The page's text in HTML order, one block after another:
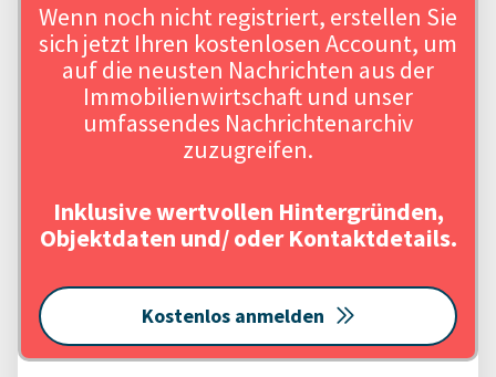
Wenn noch nicht registriert, erstellen Sie
sich jetzt Ihren kostenlosen Account, um
auf die neusten Nachrichten aus der
Immobilienwirtschaft und unser
umfassendes Nachrichtenarchiv
zuzugreifen.
Inklusive wertvollen Hintergründen,
Objektdaten und/ oder Kontaktdetails.
Kostenlos anmelden